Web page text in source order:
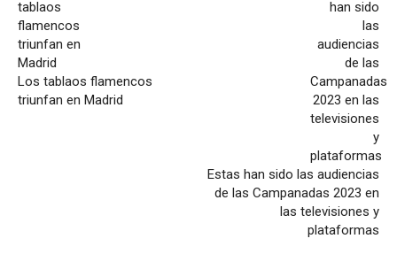
Los tablaos flamencos
triunfan en Madrid
Estas han sido las audiencias
de las Campanadas 2023 en
las televisiones y
plataformas